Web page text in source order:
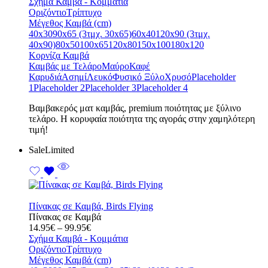
14.95€
through
99.95€
ΟριζόντιοΤρίπτυχο
Μέγεθος Καμβά (cm)
40x3090x65 (3τμχ. 30x65)60x40120x90 (3τμχ.
40x90)80x50100x65120x80150x100180x120
Κορνίζα Καμβά
Καμβάς με ΤελάροΜαύροΚαφέ
ΚαρυδιάΑσημίΛευκόΦυσικό ΞύλοΧρυσόPlaceholder
1Placeholder 2Placeholder 3Placeholder 4
Bαμβακερός ματ καμβάς, premium ποιότητας με ξύλινο
τελάρο. Η κορυφαία ποιότητα της αγοράς στην χαμηλότερη
τιμή!
SaleLimited
Πίνακας σε Καμβά, Birds Flying
Πίνακας σε Καμβά
14.95€ – 99.95€Price
range:
14.95€
through
Σχήμα Καμβά - Κομμάτια
ΟριζόντιοΤρίπτυχο
Μέγεθος Καμβά (cm)